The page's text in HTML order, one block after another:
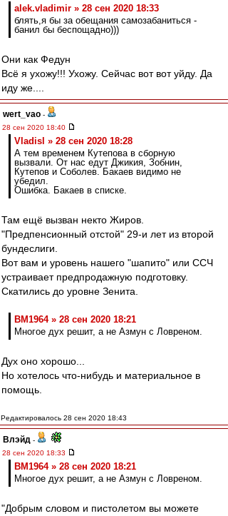
alek.vladimir » 28 сен 2020 18:33
блять,я бы за обещания самозабаниться -
банил бы беспощадно)))
Они как Федун
Всё я ухожу!!! Ухожу. Сейчас вот вот уйду. Да
иду же....
wert_vao -
28 сен 2020 18:40
Vladisl » 28 сен 2020 18:28
А тем временем Кутепова в сборную
вызвали. От нас едут Джикия, Зобнин,
Кутепов и Соболев. Бакаев видимо не
убедил.
Ошибка. Бакаев в списке.
Там ещё вызван некто Жиров.
"Предпенсионный отстой" 29-и лет из второй
бундеслиги.
Вот вам и уровень нашего "шапито" или ССЧ
устраивает предпродажную подготовку.
Скатились до уровне Зенита.
BM1964 » 28 сен 2020 18:21
Многое дух решит, а не Азмун с Ловреном.
Дух оно хорошо...
Но хотелось что-нибудь и материальное в
помощь.
Редактировалось 28 сен 2020 18:43
Влэйд -
28 сен 2020 18:33
BM1964 » 28 сен 2020 18:21
Многое дух решит, а не Азмун с Ловреном.
"Добрым словом и пистолетом вы можете